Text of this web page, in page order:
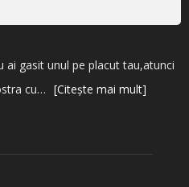
ai gasit unul pe placut tau,atunci
cu… [Citește mai mult]